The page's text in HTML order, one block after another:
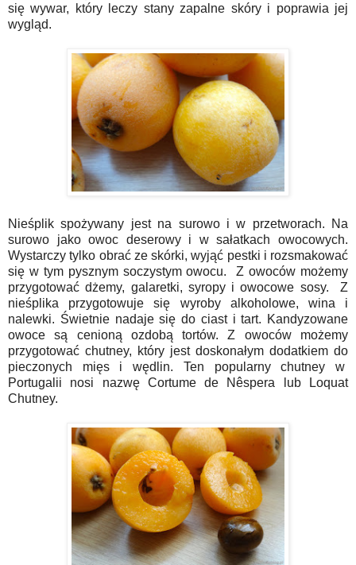
się wywar, który leczy stany zapalne skóry i poprawia jej
wygląd.
Nieśplik spożywany jest na surowo i w przetworach. Na
surowo jako owoc deserowy i w sałatkach owocowych.
Wystarczy tylko obrać ze skórki, wyjąć pestki i rozsmakować
się w tym pysznym soczystym owocu. Z owoców możemy
przygotować dżemy, galaretki, syropy i owocowe sosy. Z
nieśplika przygotowuje się wyroby alkoholowe, wina i
nalewki. Świetnie nadaje się do ciast i tart. Kandyzowane
owoce są cenioną ozdobą tortów. Z owoców możemy
przygotować chutney, który jest doskonałym dodatkiem do
pieczonych mięs i wędlin. Ten popularny chutney w
Portugalii nosi nazwę Cortume de Nêspera lub Loquat
Chutney.